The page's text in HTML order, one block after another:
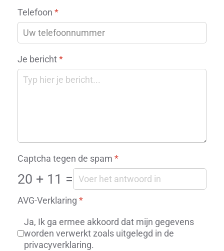
Telefoon *
Je bericht*
Captcha tegen de spam *
20 + 11 =
AVG-Verklaring *
Ja, Ik ga ermee akkoord dat mijn gegevens
worden verwerkt zoals uitgelegd in de
privacyverklaring.